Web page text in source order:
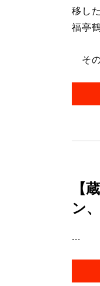
移し
福亭
その
【
ン
...